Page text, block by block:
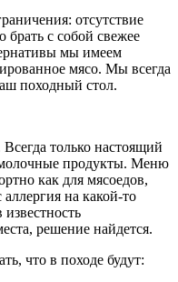
отсутствие
брать с собой свежее
мы имеем
мясо. Мы всегда
походный стол.
только настоящий
продукты. Меню
как для мясоедов,
на какой-то
решение найдется.
что в походе будут: